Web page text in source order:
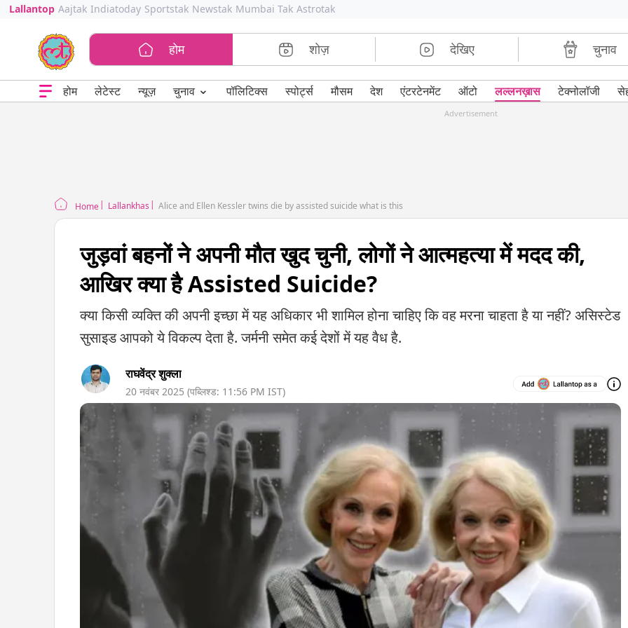
Lallantop Aajtak Indiatoday Sportstak Newstak Mumbai Tak Astrotak
होम शोज़ देखिए चुनाव
होम लेटेस्ट न्यूज़ चुनाव ⌄ पॉलिटिक्स स्पोर्ट्स मौसम देश एंटरटेनमेंट ऑटो लल्लनख़ास टेक्नोलॉजी
Advertisement
Home Lallankhas Alice and Ellen Kessler twins die by assisted suicide what is this
जुड़वां बहनों ने अपनी मौत खुद चुनी, लोगों ने आत्महत्या में मदद की,
आखिर क्या है Assisted Suicide?
क्या किसी व्यक्ति की अपनी इच्छा में यह अधिकार भी शामिल होना चाहिए कि वह मरना चाहता है या नहीं? असिस्टेड
सुसाइड आपको ये विकल्प देता है. जर्मनी समेत कई देशों में यह वैध है.
राघवेंद्र शुक्ला
20 नवंबर 2025 (पब्लिश्ड: 11:56 PM IST)